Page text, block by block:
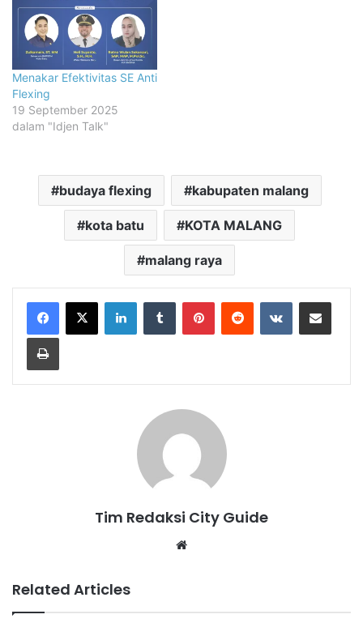
Menakar Efektivitas SE Anti
Flexing
19 September 2025
dalam "Idjen Talk"
budaya flexing kabupaten malang
kota batu KOTA MALANG
malang raya
LinkedInTumblr PinterestReddit VKontakteShare via Email
Print
Tim Redaksi City Guide
Related Articles